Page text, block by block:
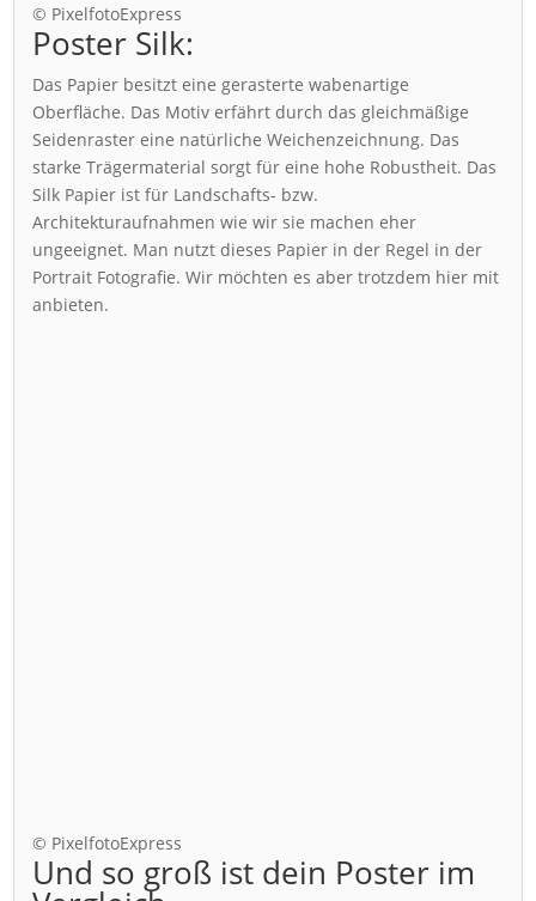
© PixelfotoExpress
Poster Silk:
Das Papier besitzt eine gerasterte wabenartige
Oberfläche. Das Motiv erfährt durch das gleichmäßige
Seidenraster eine natürliche Weichenzeichnung. Das
starke Trägermaterial sorgt für eine hohe Robustheit. Das
Silk Papier ist für Landschafts- bzw.
Architekturaufnahmen wie wir sie machen eher
ungeeignet. Man nutzt dieses Papier in der Regel in der
Portrait Fotografie. Wir möchten es aber trotzdem hier mit
anbieten.
© PixelfotoExpress
Und so groß ist dein Poster im